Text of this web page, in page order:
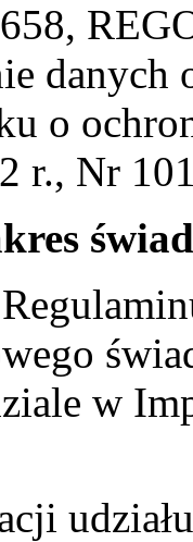
danych
o
r., Nr
w